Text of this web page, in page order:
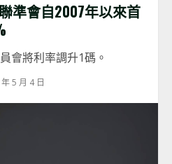
準會自2007年以來首
會將利率調升1碼。
5 月 4 日